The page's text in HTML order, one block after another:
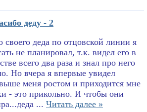
деду - 2
своего деда по отцовской линии я
не планировал, т.к. видел его в
всего два раза и знал про него
Но вчера я впервые увидел
меня ростом и приходится мне
- это прикольно. И чтобы они
... Читать далее »